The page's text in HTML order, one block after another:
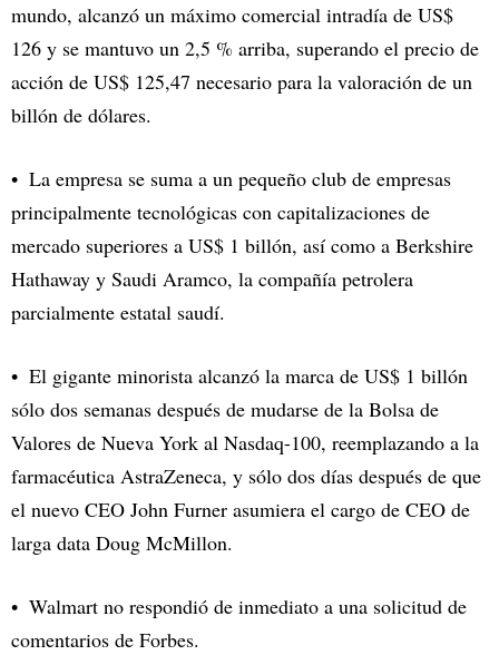
mundo, alcanzó un máximo comercial intradía de US$
126 y se mantuvo un 2,5 % arriba, superando el precio de
acción de US$ 125,47 necesario para la valoración de un
billón de dólares.
La empresa se suma a un pequeño club de empresas
principalmente tecnológicas con capitalizaciones de
mercado superiores a US$ 1 billón, así como a Berkshire
Hathaway y Saudi Aramco, la compañía petrolera
parcialmente estatal saudí.
El gigante minorista alcanzó la marca de US$ 1 billón
sólo dos semanas después de mudarse de la Bolsa de
Valores de Nueva York al Nasdaq-100, reemplazando a la
farmacéutica AstraZeneca, y sólo dos días después de que
el nuevo CEO John Furner asumiera el cargo de CEO de
larga data Doug McMillon.
Walmart no respondió de inmediato a una solicitud de
comentarios de Forbes.